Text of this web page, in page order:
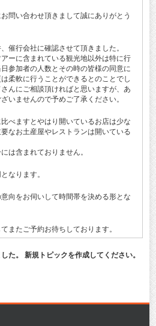
問い合わせ頂きまして誠にありがとう
催行会社に確認させて頂きました。
ーに含まれている観光地以外は特に行
参加者の人数とその時の皆様の同意に
柔軟に行うことができるとのことでし
んにご相談頂ければと思いますが、あ
いませんので予めご了承ください。
べますとやはり開いているお店は少な
なお土産屋やレストランは開いている
は含まれておりません。
なります。
向をお伺いして時間帯を決める形とな
またご予約お待ちしております。
た。 新規トピックを作成してください。